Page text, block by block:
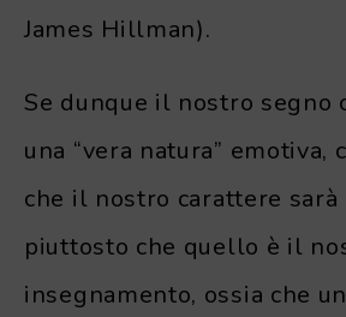
James Hillman).
Se dunque il nostro segno
una “vera natura” emotiva,
che il nostro carattere sarà
piuttosto che quello è il
insegnamento, ossia che